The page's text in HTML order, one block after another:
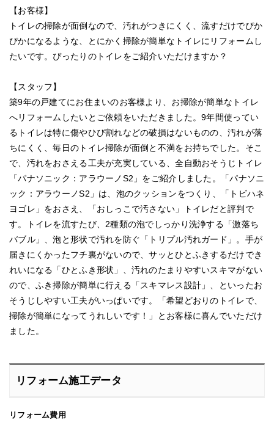
【お客様】
トイレの掃除が面倒なので、汚れがつきにくく、流すだけでぴか
ぴかになるような、とにかく掃除が簡単なトイレにリフォームし
たいです。ぴったりのトイレをご紹介いただけますか？
【スタッフ】
築9年の戸建てにお住まいのお客様より、お掃除が簡単なトイレ
へリフォームしたいとご依頼をいただきました。9年間使ってい
るトイレは特に傷やひび割れなどの破損はないものの、汚れが落
ちにくく、毎日のトイレ掃除が面倒と不満をお持ちでした。そこ
で、汚れをおさえる工夫が充実している、全自動おそうじトイレ
「パナソニック：アラウーノS2」をご紹介しました。「パナソニ
ック：アラウーノS2」は、泡のクッションをつくり、「トビハネ
ヨゴレ」をおさえ、「おしっこで汚さない」トイレだと評判で
す。トイレを流すたび、2種類の泡でしっかり洗浄する「激落ち
バブル」、泡と形状で汚れを防ぐ「トリプル汚れガード」。手が
届きにくかったフチ裏がないので、サッとひとふきするだけでき
れいになる「ひとふき形状」、汚れのたまりやすいスキマがない
ので、ふき掃除が簡単に行える「スキマレス設計」、といったお
そうじしやすい工夫がいっぱいです。「希望どおりのトイレで、
掃除が簡単になってうれしいです！」とお客様に喜んでいただけ
ました。
リフォーム施工データ
リフォーム費用